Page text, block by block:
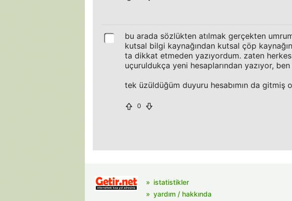
bu arada sözlükten atılmak gerçekten
kutsal bilgi kaynağından kutsal çöp
ta dikkat etmeden yazıyordum. zaten
uçuruldukça yeni hesaplarından yazıyor,
tek üzüldüğüm duyuru hesabımın da gitmiş
0
istatistikler
yardım / hakkında